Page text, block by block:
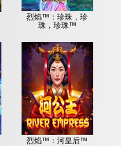
烈焰™：珍珠，珍
珠，珍珠™
烈焰™：河皇后™